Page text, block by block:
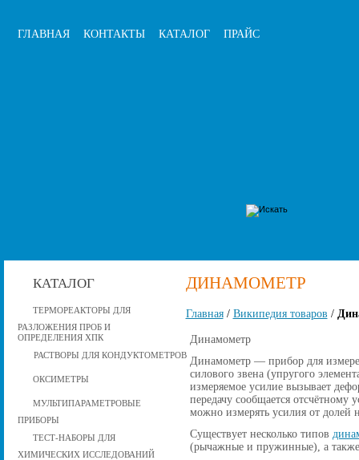
ГЛАВНАЯ КОНТАКТЫ КАТАЛОГ ПРАЙС
КАТАЛОГ
ТЕРМОРЕАКТОРЫ ДЛЯ
РАЗЛОЖЕНИЯ ПРОБ И
ОПРЕДЕЛЕНИЯ ХПК
РАСТВОРЫ ДЛЯ КОНДУКТОМЕТРОВ
ОКСИМЕТРЫ
МУЛЬТИПАРАМЕТРОВЫЕ
ПРИБОРЫ
ТЕСТ-НАБОРЫ ДЛЯ
ХИМИЧЕСКИХ ИССЛЕДОВАНИЙ
ДИНАМОМЕТР
Главная/ Википедия товаров /
Динамометр
Динамометр — прибор для
силового звена (упругого
измеряемое усилие вызывает
передачу сообщается
можно измерять усилия от
Существует несколько типов
(рычажные и пружинные), а также